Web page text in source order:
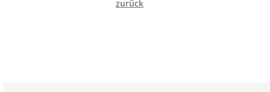
zurück